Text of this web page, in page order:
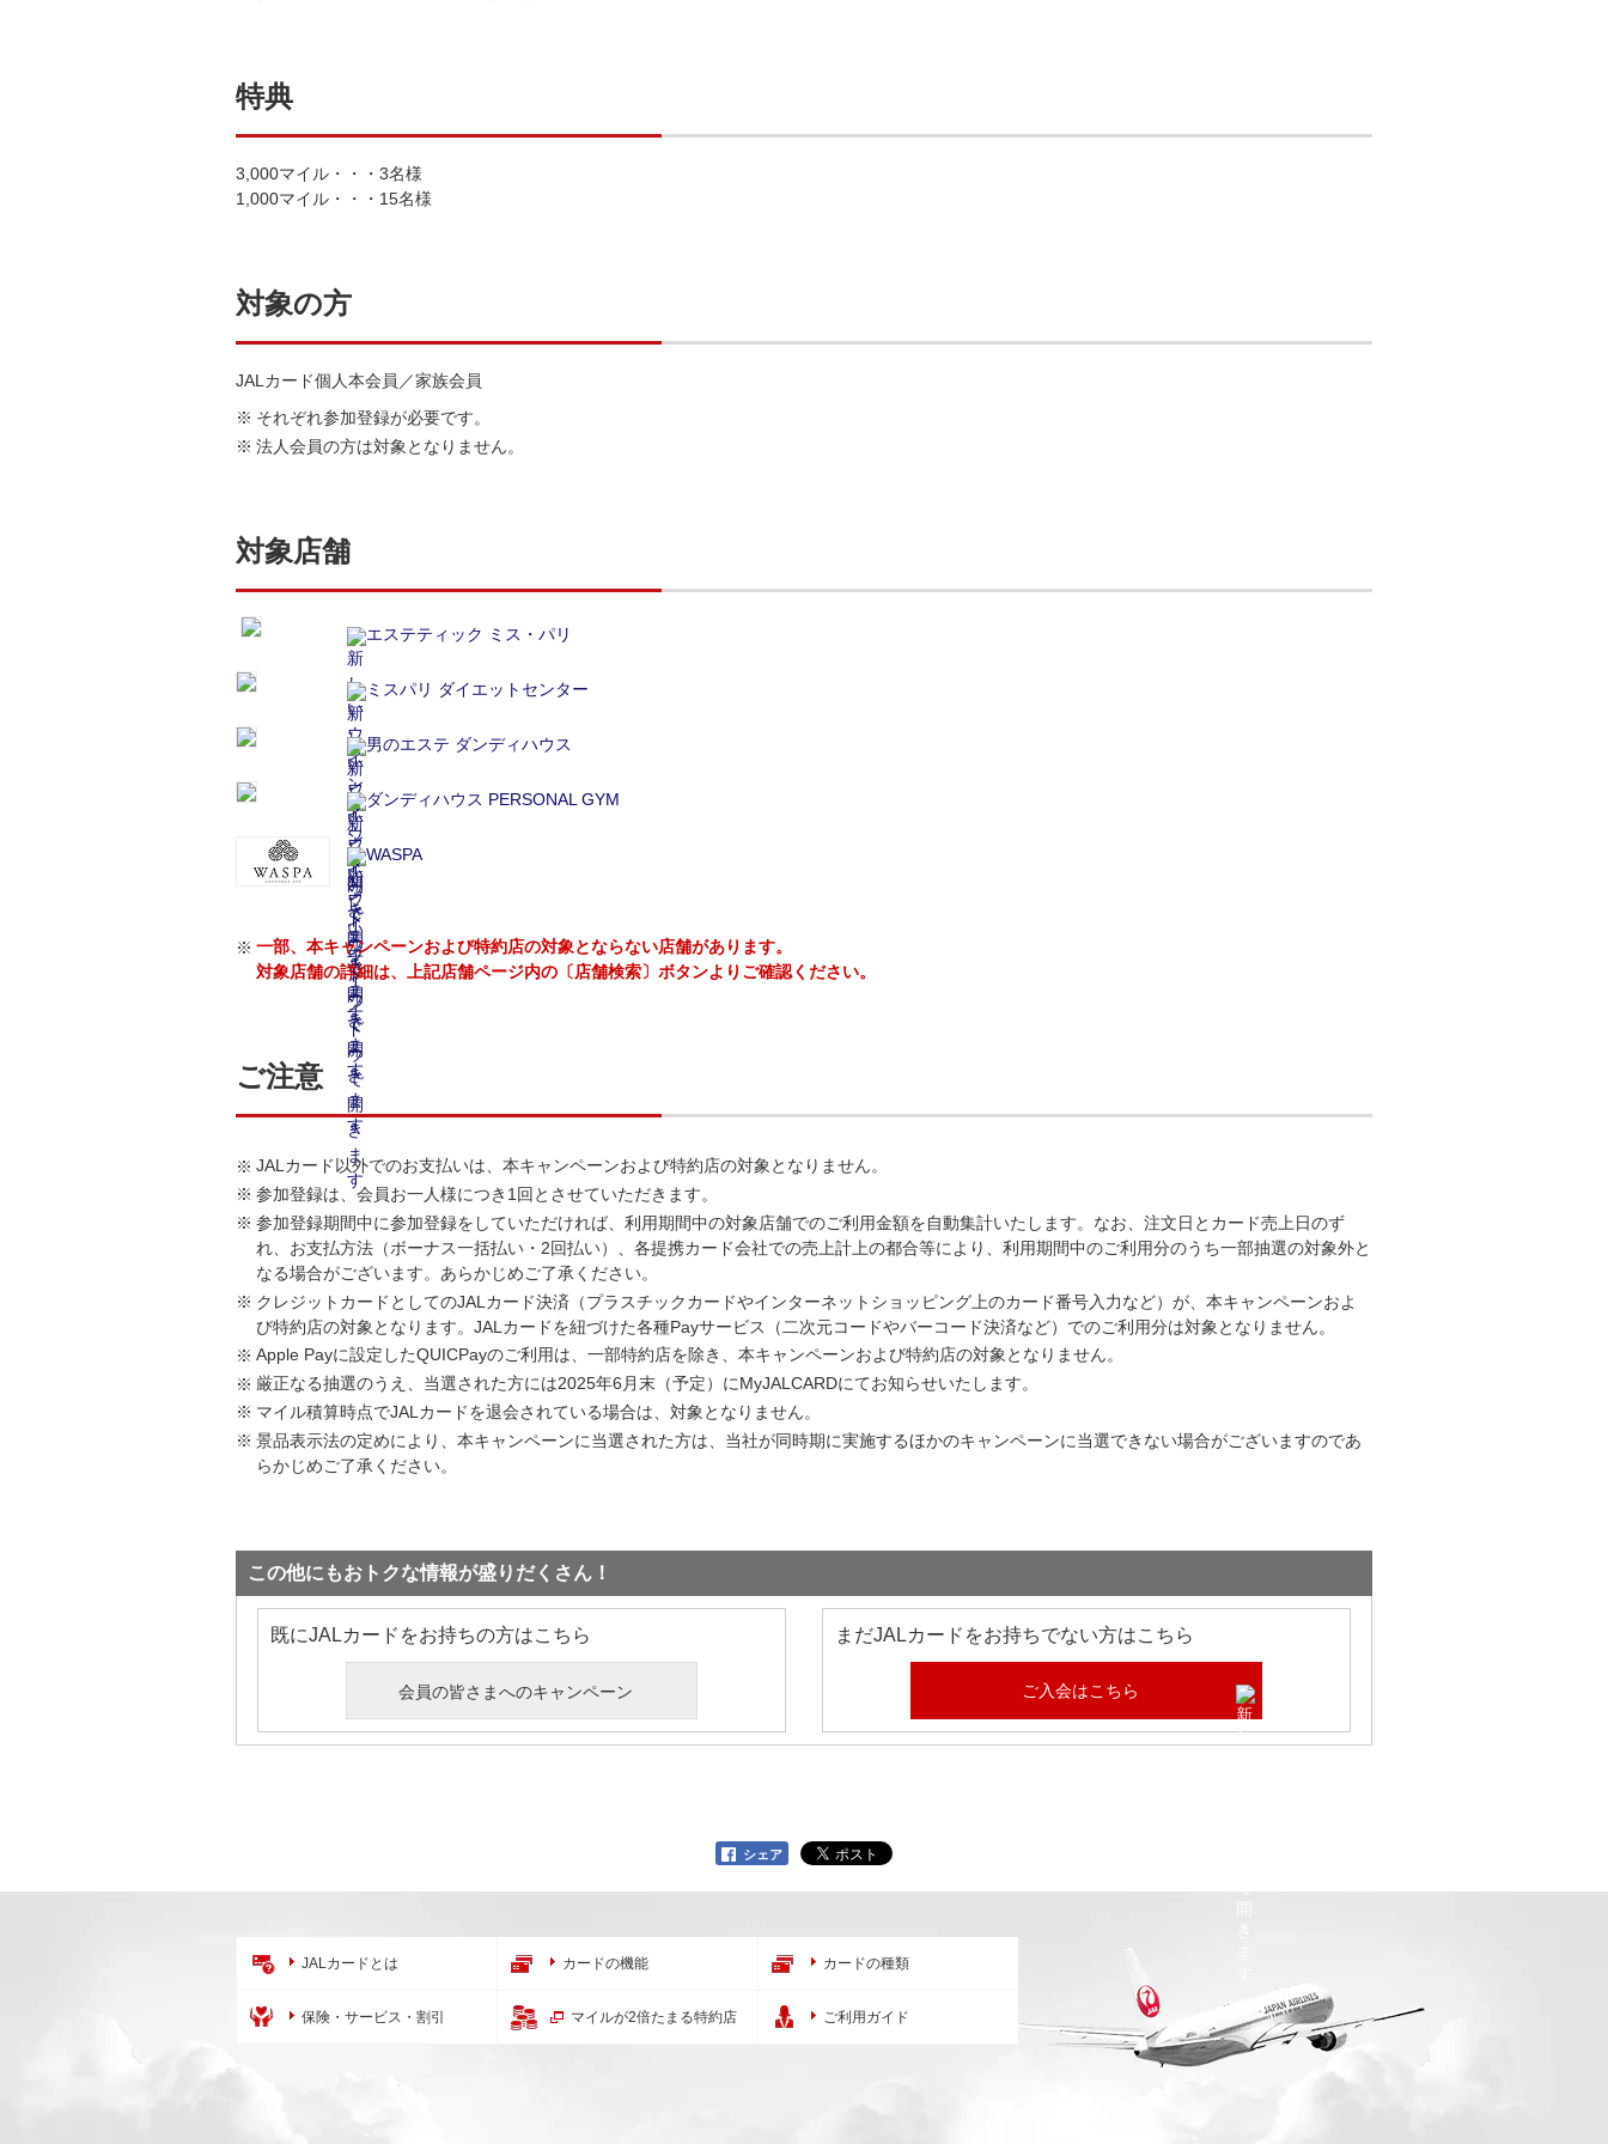
特典
3,000マイル・・・3名様
1,000マイル・・・15名様
対象の方
JALカード個人本会員／家族会員
それぞれ参加登録が必要です。
法人会員の方は対象となりません。
対象店舗
エステティック ミス・パリ
ミスパリ ダイエットセンター
男のエステ ダンディハウス
ダンディハウス PERSONAL GYM
WASPA
一部、本キャンペーンおよび特約店の対象とならない店舗があります。
対象店舗の詳細は、上記店舗ページ内の〔店舗検索〕ボタンよりご確認ください。
ご注意
JALカード以外でのお支払いは、本キャンペーンおよび特約店の対象となりません。
参加登録は、会員お一人様につき1回とさせていただきます。
参加登録期間中に参加登録をしていただければ、利用期間中の対象店舗でのご利用金額を自動集計いたします。なお、注文日とカード売上日のず
れ、お支払方法（ボーナス一括払い・2回払い）、各提携カード会社での売上計上の都合等により、利用期間中のご利用分のうち一部抽選の対象外と
なる場合がございます。あらかじめご了承ください。
クレジットカードとしてのJALカード決済（プラスチックカードやインターネットショッピング上のカード番号入力など）が、本キャンペーンおよ
び特約店の対象となります。JALカードを紐づけた各種Payサービス（二次元コードやバーコード決済など）でのご利用分は対象となりません。
Apple Payに設定したQUICPayのご利用は、一部特約店を除き、本キャンペーンおよび特約店の対象となりません。
厳正なる抽選のうえ、当選された方には2025年6月末（予定）にMyJALCARDにてお知らせいたします。
マイル積算時点でJALカードを退会されている場合は、対象となりません。
景品表示法の定めにより、本キャンペーンに当選された方は、当社が同時期に実施するほかのキャンペーンに当選できない場合がございますのであ
らかじめご了承ください。
この他にもおトクな情報が盛りだくさん！
既にJALカードをお持ちの方はこちら
会員の皆さまへのキャンペーン
まだJALカードをお持ちでない方はこちら
ご入会はこちら
シェア
JALカードとは カードの機能 カードの種類
保険・サービス・割引 マイルが2倍たまる特約店 ご利用ガイド